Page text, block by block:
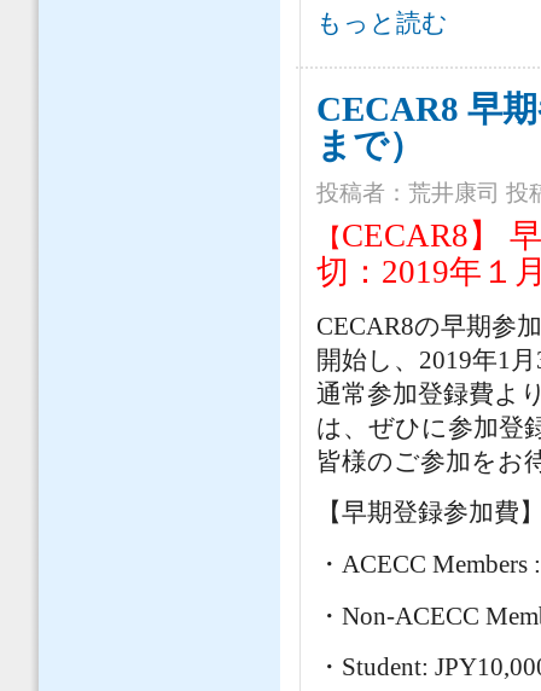
「第８回アジア土木技術国際会
もっと読む
CECAR8 早
まで）
投稿者：荒井康司 投
【 CECAR8】
切：2019年１
CECAR8の早期参
開始し、2019年1
通常参加登録費よ
は、ぜひに参加登
皆様のご参加をお
【早期登録参加費
・ACECC Members
・Non-ACECC
・Student: